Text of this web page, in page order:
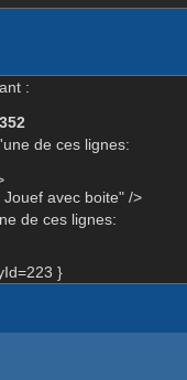
:
de ces lignes:
avec boite" />
de ces lignes:
}